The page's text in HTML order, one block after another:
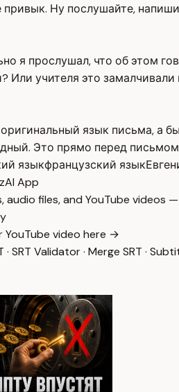
привык. Ну послушайте,
я прослушал, что об этом
Или учителя это
язык письма, а
Это прямо перед
языкфранцузский язык
App
audio files, and YouTube videos
video here →
· SRT Validator· Merge SRT ·